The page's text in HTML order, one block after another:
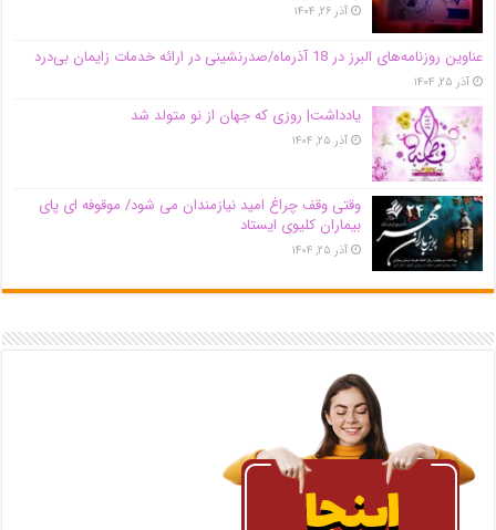
آذر ۲۶, ۱۴۰۴
عناوین روزنامه‌های البرز در ‌18 آذرماه/صدرنشینی در ارائه خدمات زایمان بی‌درد
آذر ۲۵, ۱۴۰۴
یادداشت| روزی که جهان از نو متولد شد
آذر ۲۵, ۱۴۰۴
وقتی وقف چراغ امید نیازمندان می شود/ موقوفه ای پای
بیماران کلیوی ایستاد
آذر ۲۵, ۱۴۰۴